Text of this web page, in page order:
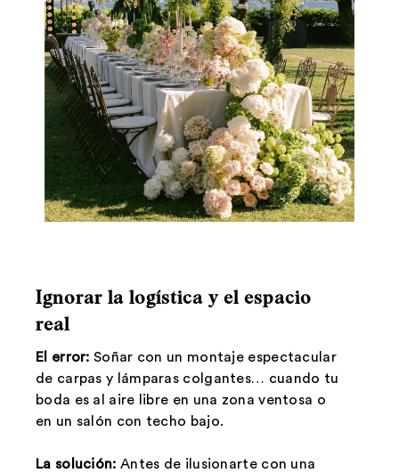
Ignorar la logística y el espacio
real
El error: Soñar con un montaje espectacular
de carpas y lámparas colgantes… cuando tu
boda es al aire libre en una zona ventosa o
en un salón con techo bajo.
La solución: Antes de ilusionarte con una